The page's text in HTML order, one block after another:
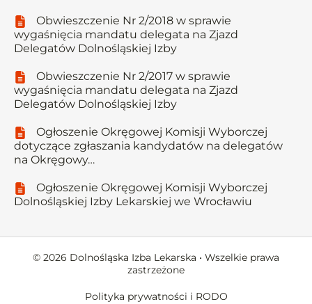
Obwieszczenie Nr 2/2018 w sprawie
wygaśnięcia mandatu delegata na Zjazd
Delegatów Dolnośląskiej Izby
Obwieszczenie Nr 2/2017 w sprawie
wygaśnięcia mandatu delegata na Zjazd
Delegatów Dolnośląskiej Izby
Ogłoszenie Okręgowej Komisji Wyborczej
dotyczące zgłaszania kandydatów na delegatów
na Okręgowy…
Ogłoszenie Okręgowej Komisji Wyborczej
Dolnośląskiej Izby Lekarskiej we Wrocławiu
© 2026 Dolnośląska Izba Lekarska • Wszelkie prawa
zastrzeżone
Polityka prywatności i RODO